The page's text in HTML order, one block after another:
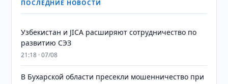
ПОСЛЕДНИЕ НОВОСТИ
Узбекистан и JICA расширяют сотрудничество по
развитию СЭЗ
21:18 · 07/08
В Бухарской области пресекли мошенничество при